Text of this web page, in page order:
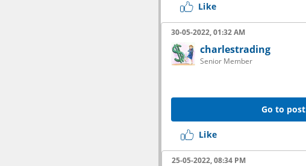
Like
30-05-2022, 01:32 AM
charlestrading
Senior Member
Go to post
Like
25-05-2022, 08:34 PM